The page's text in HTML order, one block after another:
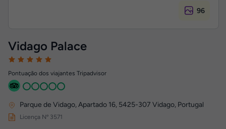
96
Vidago Palace
Pontuação dos viajantes Tripadvisor
Parque de Vidago, Apartado 16, 5425-307 Vidago, Portugal
Licença Nº 3571